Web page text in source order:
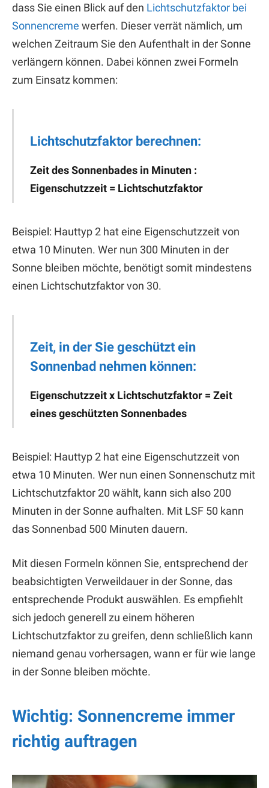
dass Sie einen Blick auf den Lichtschutzfaktor bei
Sonnencreme werfen. Dieser verrät nämlich, um
welchen Zeitraum Sie den Aufenthalt in der Sonne
verlängern können. Dabei können zwei Formeln
zum Einsatz kommen:
Lichtschutzfaktor berechnen:
Zeit des Sonnenbades in Minuten :
Eigenschutzzeit = Lichtschutzfaktor
Beispiel: Hauttyp 2 hat eine Eigenschutzzeit von
etwa 10 Minuten. Wer nun 300 Minuten in der
Sonne bleiben möchte, benötigt somit mindestens
einen Lichtschutzfaktor von 30.
Zeit, in der Sie geschützt ein
Sonnenbad nehmen können:
Eigenschutzzeit x Lichtschutzfaktor = Zeit
eines geschützten Sonnenbades
Beispiel: Hauttyp 2 hat eine Eigenschutzzeit von
etwa 10 Minuten. Wer nun einen Sonnenschutz mit
Lichtschutzfaktor 20 wählt, kann sich also 200
Minuten in der Sonne aufhalten. Mit LSF 50 kann
das Sonnenbad 500 Minuten dauern.
Mit diesen Formeln können Sie, entsprechend der
beabsichtigten Verweildauer in der Sonne, das
entsprechende Produkt auswählen. Es empfiehlt
sich jedoch generell zu einem höheren
Lichtschutzfaktor zu greifen, denn schließlich kann
niemand genau vorhersagen, wann er für wie lange
in der Sonne bleiben möchte.
Wichtig: Sonnencreme immer
richtig auftragen